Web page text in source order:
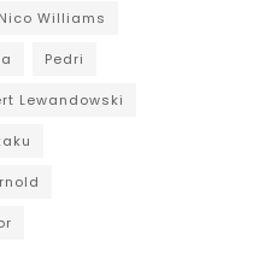
Nico Williams
Pedri
Lewandowski